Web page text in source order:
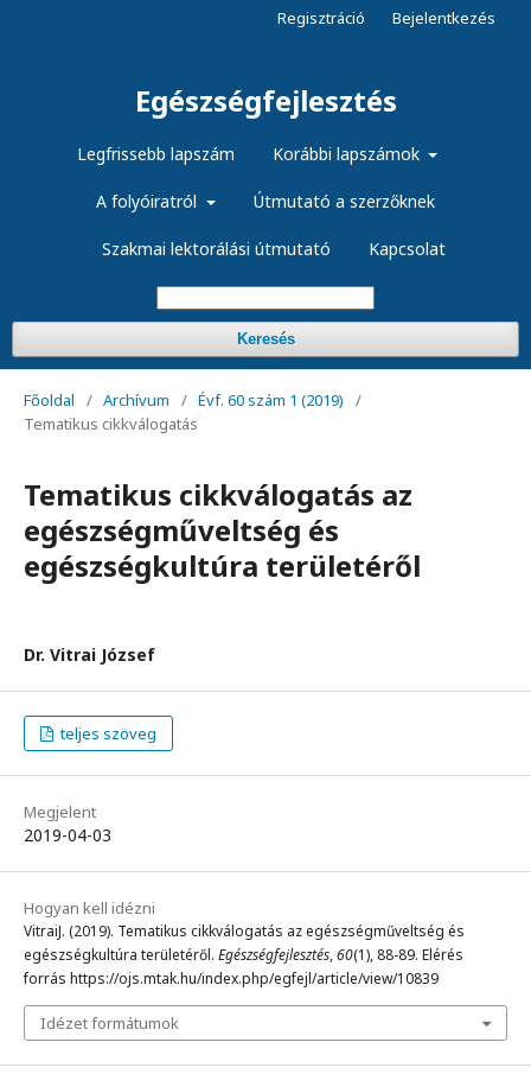
Egészségfejlesztés
Legfrissebb lapszám Korábbi lapszámok
A folyóiratról Útmutató a szerzőknek
Szakmai lektorálási útmutató Kapcsolat
Keresés
Regisztráció Bejelentkezés
Főoldal / Archívum / Évf. 60 szám 1 (2019)
/
Tematikus cikkválogatás
Tematikus cikkválogatás az
egészségműveltség és
egészségkultúra területéről
Dr. Vitrai József
teljes szöveg
Megjelent
2019-04-03
Hogyan kell idézni
VitraiJ. (2019). Tematikus cikkválogatás az egészségműveltség és
egészségkultúra területéről. Egészségfejlesztés,60(1), 88-89. Elérés
forrás https://ojs.mtak.hu/index.php/egfejl/article/view/10839
Idézet formátumok